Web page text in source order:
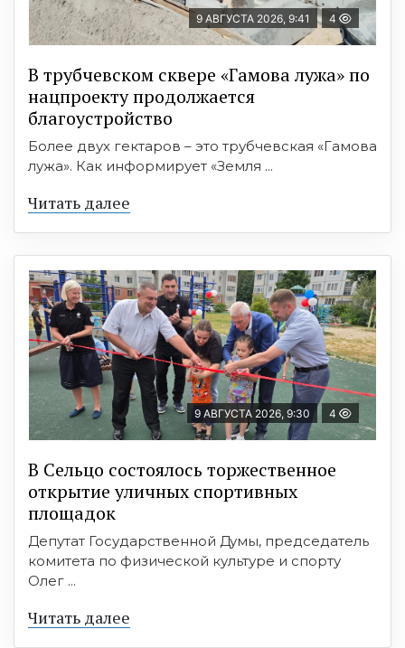
9 АВГУСТА 2026, 9:41 4
В трубчевском сквере «Гамова лужа» по
нацпроекту продолжается
благоустройство
Более двух гектаров – это трубчевская «Гамова
лужа». Как информирует «Земля ...
Читать далее
9 АВГУСТА 2026, 9:30 4
В Сельцо состоялось торжественное
открытие уличных спортивных
площадок
Депутат Государственной Думы, председатель
комитета по физической культуре и спорту
Олег ...
Читать далее